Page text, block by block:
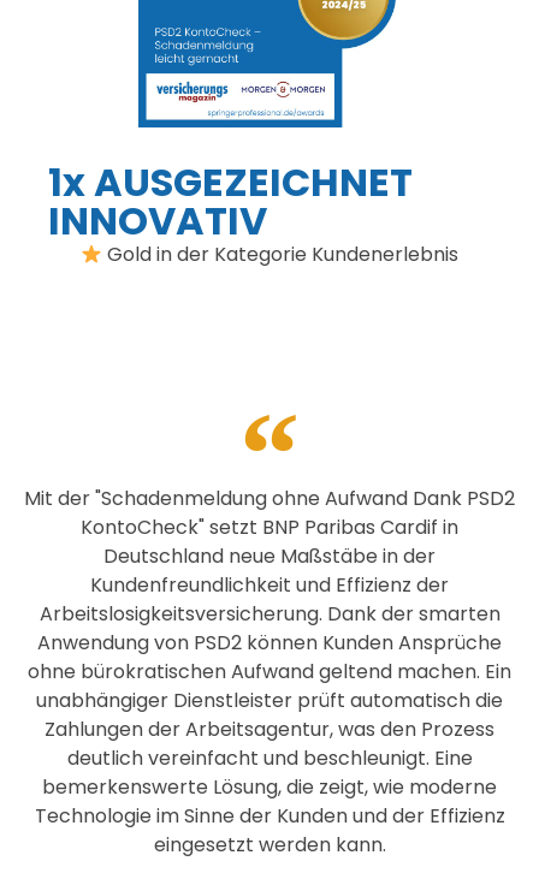
1x AUSGEZEICHNET
INNOVATIV
Gold in der Kategorie Kundenerlebnis
Mit der "Schadenmeldung ohne Aufwand Dank PSD2
KontoCheck" setzt BNP Paribas Cardif in
Deutschland neue Maßstäbe in der
Kundenfreundlichkeit und Effizienz der
Arbeitslosigkeitsversicherung. Dank der smarten
Anwendung von PSD2 können Kunden Ansprüche
ohne bürokratischen Aufwand geltend machen. Ein
unabhängiger Dienstleister prüft automatisch die
Zahlungen der Arbeitsagentur, was den Prozess
deutlich vereinfacht und beschleunigt. Eine
bemerkenswerte Lösung, die zeigt, wie moderne
Technologie im Sinne der Kunden und der Effizienz
eingesetzt werden kann.